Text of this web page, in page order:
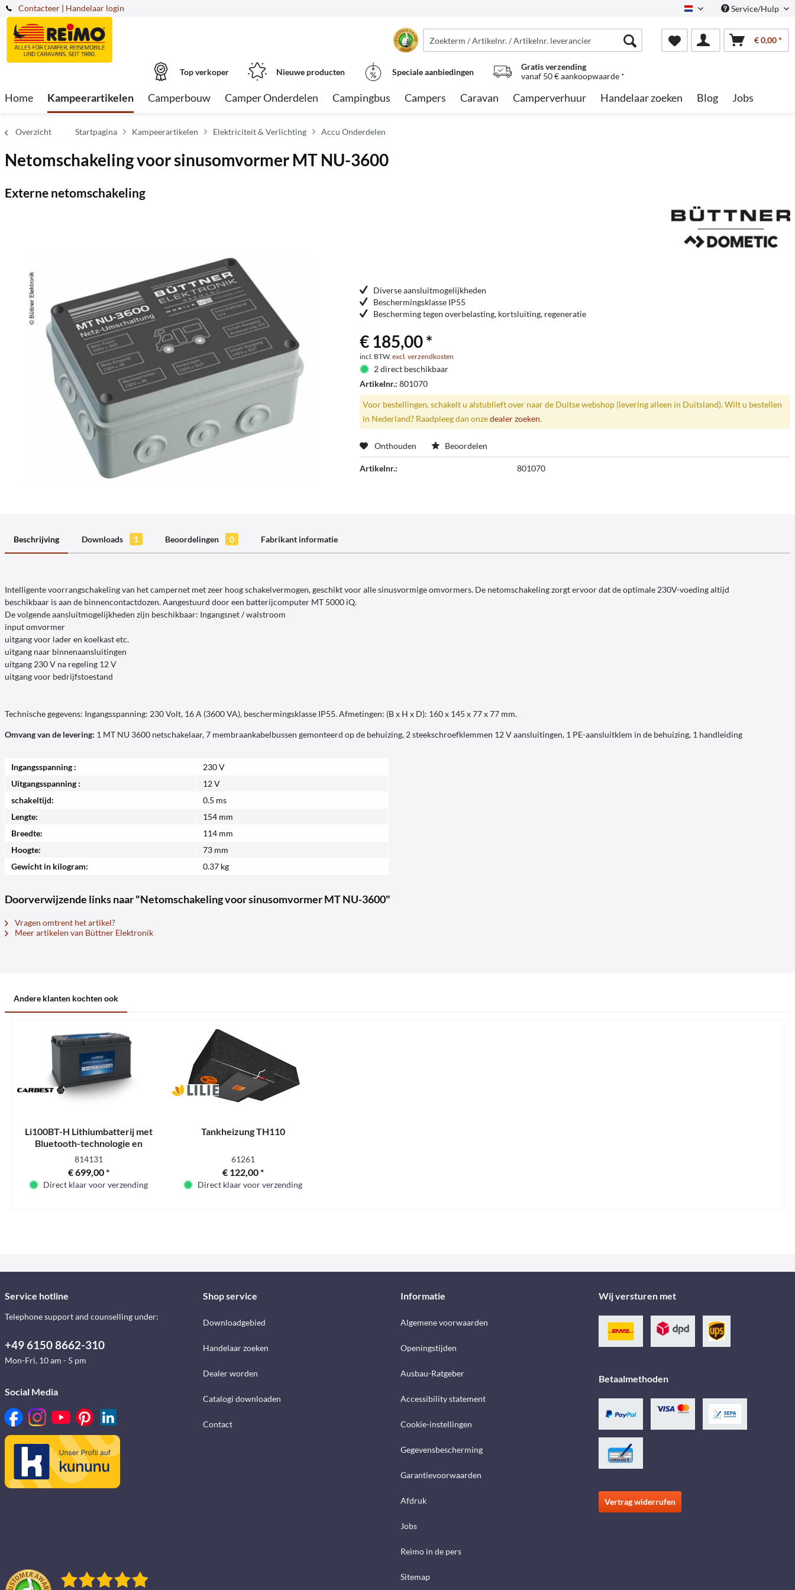
Contacteer Dutch Service/Hulp
| Handelaar login
€ 0,00 *
Top verkoper Nieuwe producten Speciale aanbiedingen
Gratis verzending
vanaf 50 € aankoopwaarde *
Home Kampeerartikelen Camperbouw Camper Onderdelen Campingbus Campers Caravan Camperverhuur Handelaar zoeken Blog Jobs
Overzicht Startpagina Kampeerartikelen Elektriciteit & Verlichting Accu Onderdelen
Netomschakeling voor sinusomvormer MT NU-3600
Externe netomschakeling
Diverse aansluitmogelijkheden
Beschermingsklasse IP55
Bescherming tegen overbelasting, kortsluiting, regeneratie
€ 185,00 *
incl. BTW.excl. verzendkosten
2 direct beschikbaar
Artikelnr.:801070
Voor bestellingen, schakelt u alstublieft over naar de Duitse webshop (levering alleen in Duitsland). Wilt u bestellen
in Nederland? Raadpleeg dan onzedealer zoeken.
Onthouden Beoordelen
Artikelnr.: 801070
Beschrijving Downloads 1 Beoordelingen 0 Fabrikant informatie
Intelligente voorrangschakeling van het campernet met zeer hoog schakelvermogen, geschikt voor alle sinusvormige omvormers. De netomschakeling zorgt ervoor dat de optimale 230V-voeding altijd
beschikbaar is aan de binnencontactdozen. Aangestuurd door een batterijcomputer MT 5000 iQ.
De volgende aansluitmogelijkheden zijn beschikbaar: Ingangsnet / walstroom
input omvormer
uitgang voor lader en koelkast etc.
uitgang naar binnenaansluitingen
uitgang 230 V na regeling 12 V
uitgang voor bedrijfstoestand
Technische gegevens: Ingangsspanning: 230 Volt, 16 A (3600 VA), beschermingsklasse IP55. Afmetingen: (B x H x D): 160 x 145 x 77 x 77 mm.
Omvang van de levering: 1 MT NU 3600 netschakelaar, 7 membraankabelbussen gemonteerd op de behuizing, 2 steekschroefklemmen 12 V aansluitingen, 1 PE-aansluitklem in de behuizing, 1 handleiding
Ingangsspanning :
230 V
Uitgangsspanning :
12 V
schakeltijd:
0.5 ms
Lengte:
154 mm
Breedte:
114 mm
Hoogte:
73 mm
Gewicht in kilogram:
0.37 kg
Doorverwijzende links naar "Netomschakeling voor sinusomvormer MT NU-3600"
Vragen omtrent het artikel?
Meer artikelen van Büttner Elektronik
Andere klanten kochten ook
Li100BT-H Lithiumbatterij met
Bluetooth-technologie en
verwarmingsfunctie
814131
€ 699,00 *
Direct klaar voor verzending
Tankheizung TH110
61261
€ 122,00 *
Direct klaar voor verzending
Service hotline
Telephone support and counselling under:
+49 6150 8662-310
Mon-Fri, 10 am - 5 pm
Social Media
Shop service
Downloadgebied
Handelaar zoeken
Dealer worden
Catalogi downloaden
Contact
Informatie
Algemene voorwaarden
Openingstijden
Ausbau-Ratgeber
Accessibility statement
Cookie-instellingen
Gegevensbescherming
Garantievoorwaarden
Afdruk
Jobs
Reimo in de pers
Sitemap
Wij versturen met
Betaalmethoden
Vertrag widerrufen